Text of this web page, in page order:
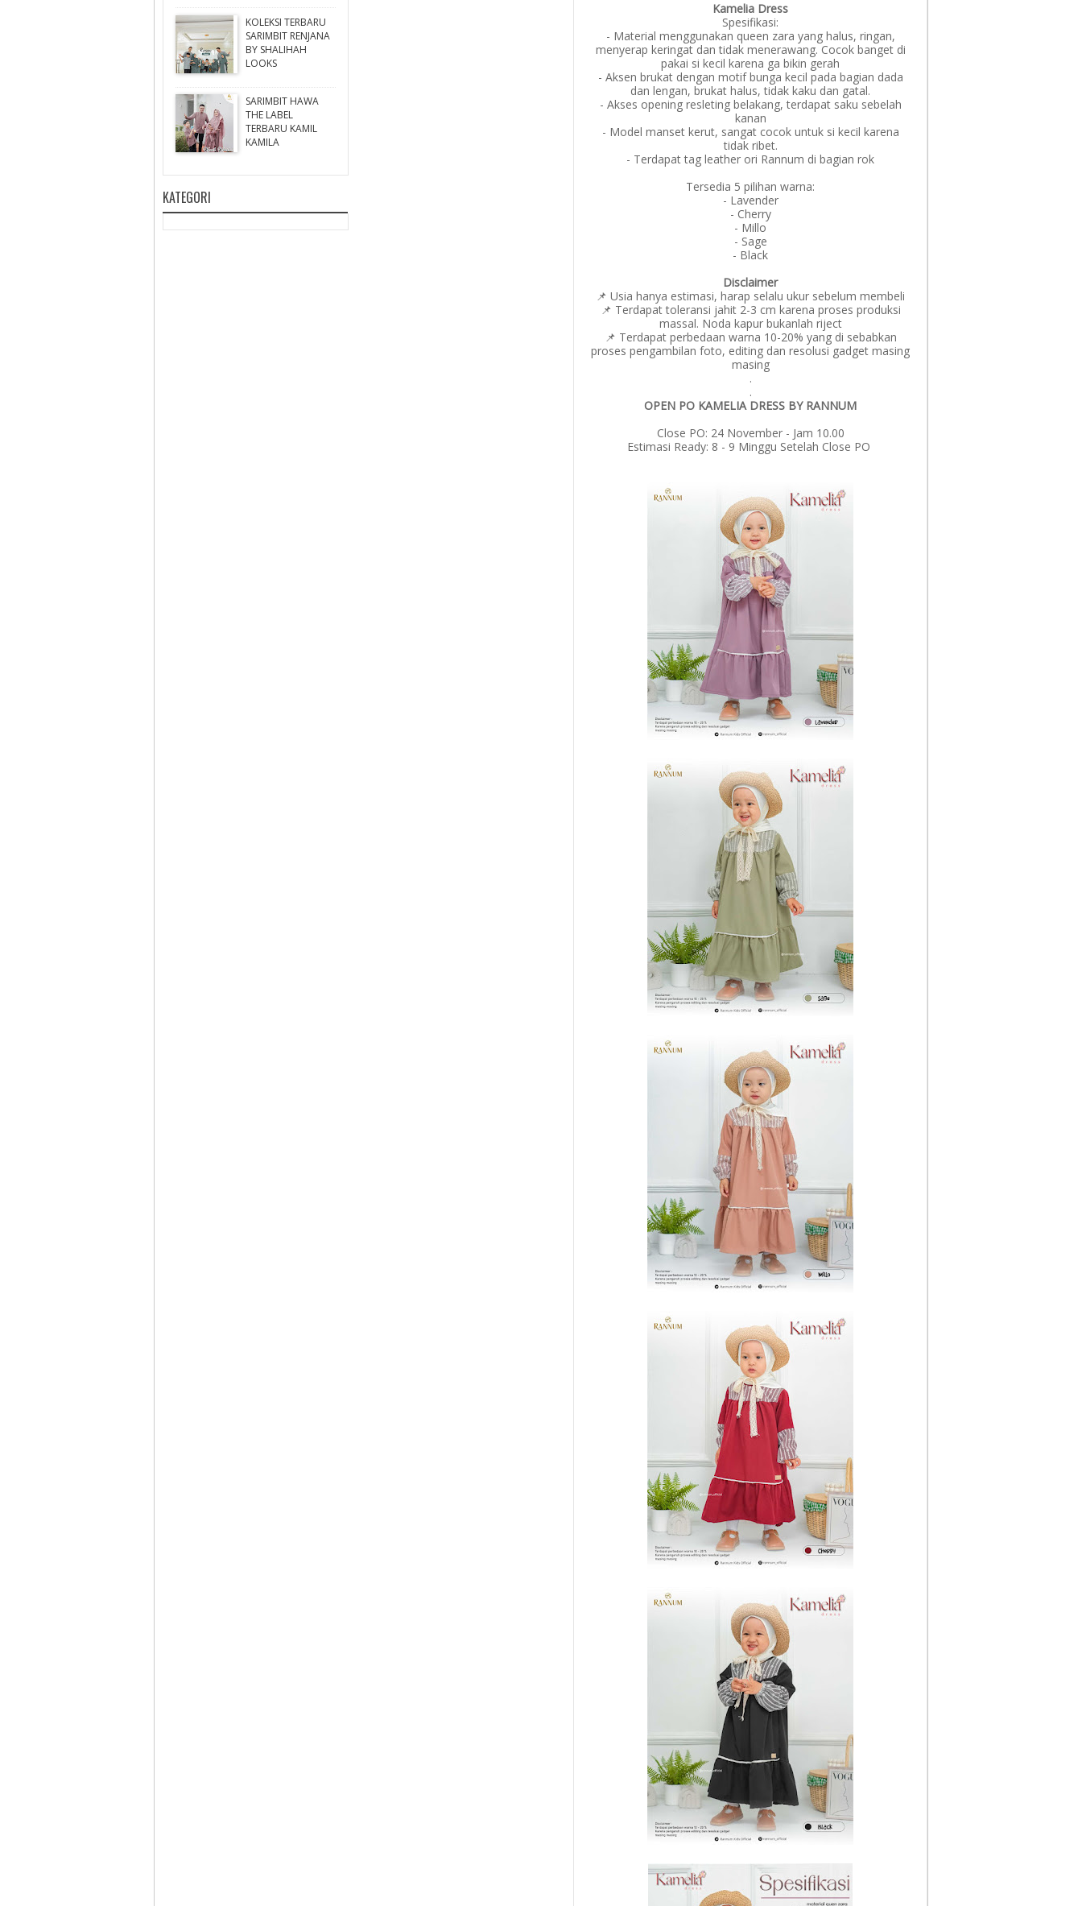
Kamelia Dress
Spesifikasi:
- Material menggunakan queen zara yang halus, ringan,
menyerap keringat dan tidak menerawang. Cocok banget di
pakai si kecil karena ga bikin gerah
- Aksen brukat dengan motif bunga kecil pada bagian dada
dan lengan, brukat halus, tidak kaku dan gatal.
- Akses opening resleting belakang, terdapat saku sebelah
kanan
- Model manset kerut, sangat cocok untuk si kecil karena
tidak ribet.
- Terdapat tag leather ori Rannum di bagian rok
Tersedia 5 pilihan warna:
- Lavender
- Cherry
- Millo
- Sage
- Black
Disclaimer
📌 Usia hanya estimasi, harap selalu ukur sebelum membeli
📌 Terdapat toleransi jahit 2-3 cm karena proses produksi
massal. Noda kapur bukanlah riject
📌 Terdapat perbedaan warna 10-20% yang di sebabkan
proses pengambilan foto, editing dan resolusi gadget masing
masing
.
.
OPEN PO KAMELIA DRESS BY RANNUM
Close PO: 24 November - Jam 10.00
Estimasi Ready: 8 - 9 Minggu Setelah Close PO
KOLEKSI TERBARU
SARIMBIT RENJANA
BY SHALIHAH
LOOKS
SARIMBIT HAWA
THE LABEL
TERBARU KAMIL
KAMILA
KATEGORI